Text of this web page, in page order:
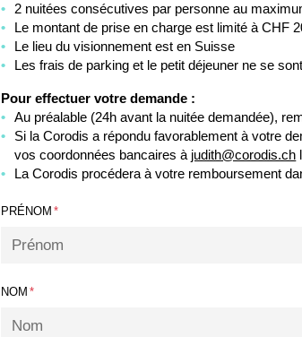
2 nuitées consécutives par personne au
Le montant de prise en charge est limité à CHF
Le lieu du visionnement est en Suisse
Les frais de parking et le petit déjeuner ne se
Pour effectuer votre demande :
Au préalable (24h avant la nuitée demandée),
Si la Corodis a répondu favorablement à votre
vos coordonnées bancaires à judith@corodis.ch
La Corodis procédera à votre remboursement
PRÉNOM *
NOM *